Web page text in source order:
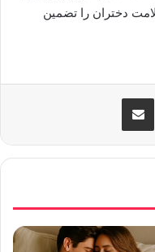
دختران را تضمین
اشتراک گذاری از طریق ایمیل